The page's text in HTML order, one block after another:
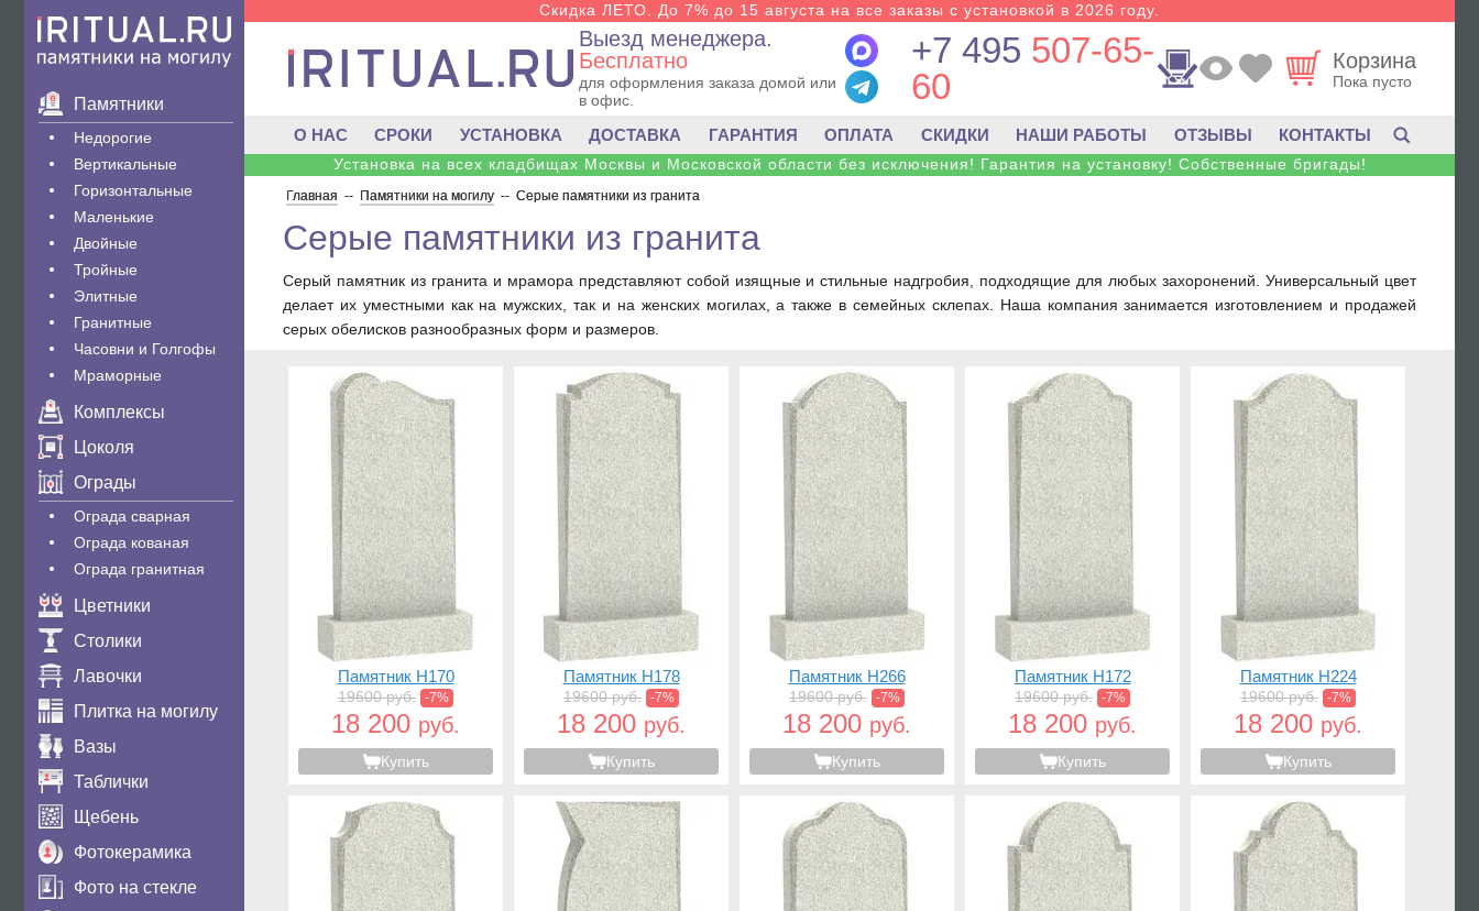
Памятники
Недорогие
Вертикальные
Горизонтальные
Маленькие
Двойные
Тройные
Элитные
Гранитные
Часовни и Голгофы
Мраморные
Комплексы
Цоколя
Ограды
Ограда сварная
Ограда кованая
Ограда гранитная
Цветники
Столики
Лавочки
Плитка на могилу
Вазы
Таблички
Щебень
Фотокерамика
Фото на стекле
Скидка ЛЕТО. До 7% до 15 августа на все заказы с установкой в 2026 году.
Выезд менеджера.
Бесплатно
для оформления заказа домой или
в офис.
+7 495 507-65-
60
Корзина
Пока пусто
О НАС СРОКИ УСТАНОВКА ДОСТАВКА ГАРАНТИЯ ОПЛАТА СКИДКИ НАШИ РАБОТЫ ОТЗЫВЫ КОНТАКТЫ
Установка на всех кладбищах Москвы и Московской области без исключения! Гарантия на установку! Собственные бригады!
Главная -- Памятники на могилу -- Серые памятники из гранита
Серые памятники из гранита
Серый памятник из гранита и мрамора представляют собой изящные и стильные надгробия, подходящие для любых захоронений. Универсальный цвет
делает их уместными как на мужских, так и на женских могилах, а также в семейных склепах. Наша компания занимается изготовлением и продажей
серых обелисков разнообразных форм и размеров.
Памятник H170
19600 руб. -7%
18 200 руб.
Купить
Памятник H178
19600 руб. -7%
18 200 руб.
Купить
Памятник H266
19600 руб. -7%
18 200 руб.
Купить
Памятник H172
19600 руб. -7%
18 200 руб.
Купить
Памятник H224
19600 руб. -7%
18 200 руб.
Купить